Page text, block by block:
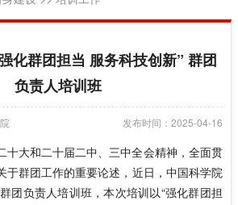
化群团担当 服务科技创新” 群团
负责人培训班
发布时间：2025-04-16
十大和二十届二中、三中全会精神，全面贯
于群团工作的重要论述，近日，中国科学院
团负责人培训班，本次培训以“强化群团担